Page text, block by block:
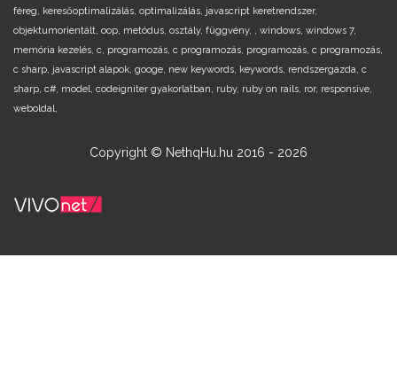
féreg, keresőoptimalizálás, optimalizálás, javascript keretrendszer,
objektumorientált, oop, metódus, osztály, függvény, , windows, windows 7,
memória kezelés, c, programozás, c programozás, programozás, c programozás,
c sharp, javascript alapok, googe, new keywords, keywords, rendszergazda, c
sharp, c#, model, codeigniter gyakorlatban, ruby, ruby on rails, ror, responsive,
weboldal,
Copyright © NethqHu.hu 2016 - 2026